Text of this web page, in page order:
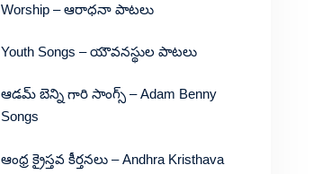
Worship – ఆరాధనా పాటలు
Youth Songs – యౌవనస్థుల పాటలు
ఆడమ్ బెన్ని గారి సాంగ్స్ – Adam Benny
Songs
ఆంధ్ర క్రైస్తవ కీర్తనలు – Andhra Kristhava